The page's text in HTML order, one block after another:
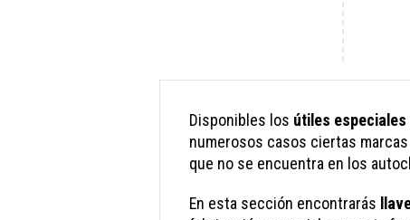
Disponibles los útiles especiales
numerosos casos ciertas
que no se encuentra en los
En esta sección encontrarás